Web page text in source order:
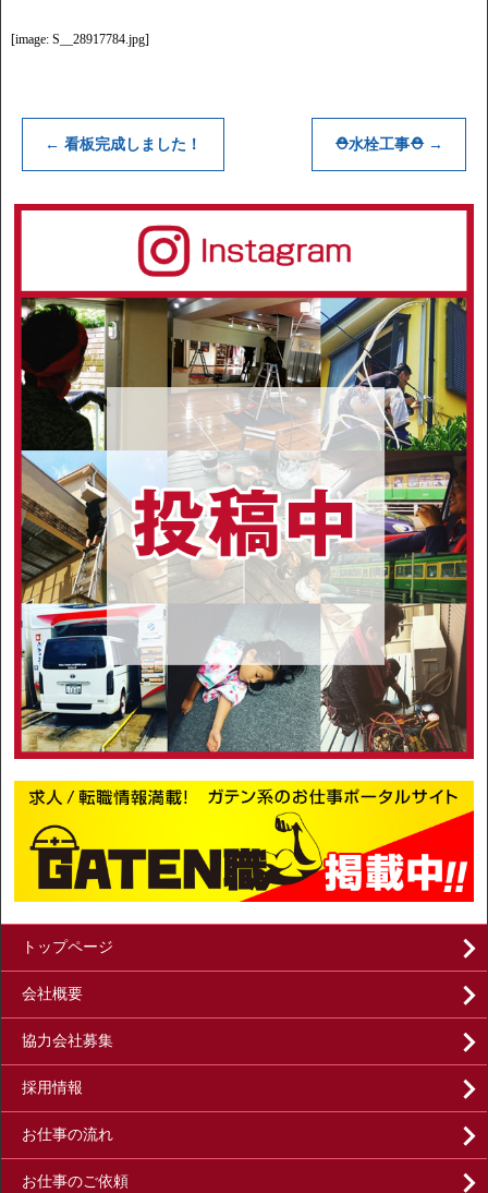
[image: S__28917784.jpg]
← 看板完成しました！ ⛑水栓工事⛑ →
トップページ
会社概要
協力会社募集
採用情報
お仕事の流れ
お仕事のご依頼